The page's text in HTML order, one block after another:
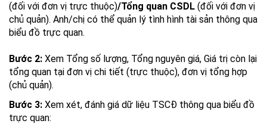
(đối với đơn vị trực thuộc)/Tổng quan CSDL (đối với đơn vị
chủ quản). Anh/chị có thể quản lý tình hình tài sản thông qua
biểu đồ trực quan.
Bước 2: Xem Tổng số lượng, Tổng nguyên giá, Giá trị còn lại
tổng quan tại đơn vị chi tiết (trực thuộc), đơn vị tổng hợp
(chủ quản).
Bước 3: Xem xét, đánh giá dữ liệu TSCĐ thông qua biểu đồ
trực quan: